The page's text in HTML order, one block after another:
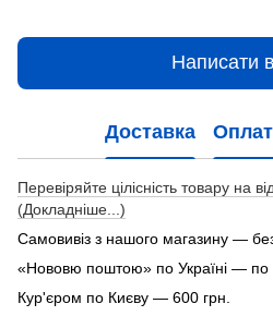
Написати
Доставка
Перевіряйте цілісність товару на
(Докладніше...)
Самовивіз з нашого магазину —
«Нововю поштою» по Україні — по
Кур'єром по Києву — 600 грн.